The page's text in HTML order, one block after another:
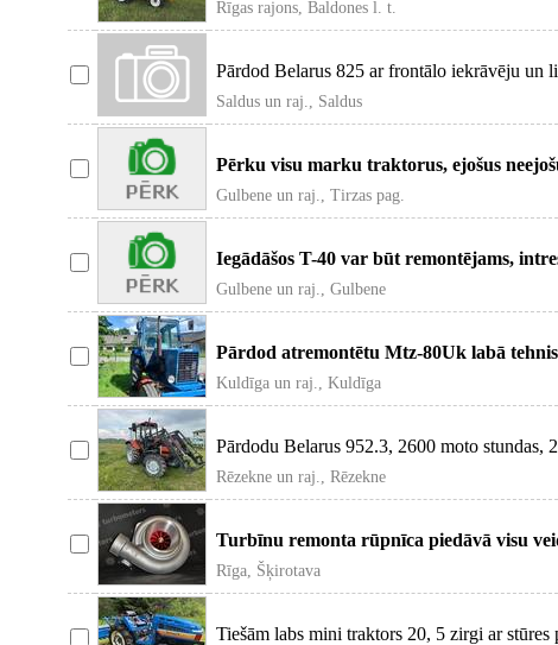
Rīgas rajons, Baldones l. t.
Pārdod Belarus 825 ar frontālo iekrāvēju un
Saldus un raj., Saldus
Pērku visu marku traktorus, ejošus
dokum
Gulbene un raj., Tirzas pag.
Iegādāšos T-40 var būt remontējams,
Gulbene un raj., Gulbene
Pārdod atremontētu Mtz-80Uk labā
apskati.
Kuldīga un raj., Kuldīga
Pārdodu Belarus 952.3, 2600 moto stundas,
Rēzekne un raj., Rēzekne
Turbīnu remonta rūpnīca piedāvā visu
atjaunotas turb
Rīga, Šķirotava
Tiešām labs mini traktors 20, 5 zirgi ar